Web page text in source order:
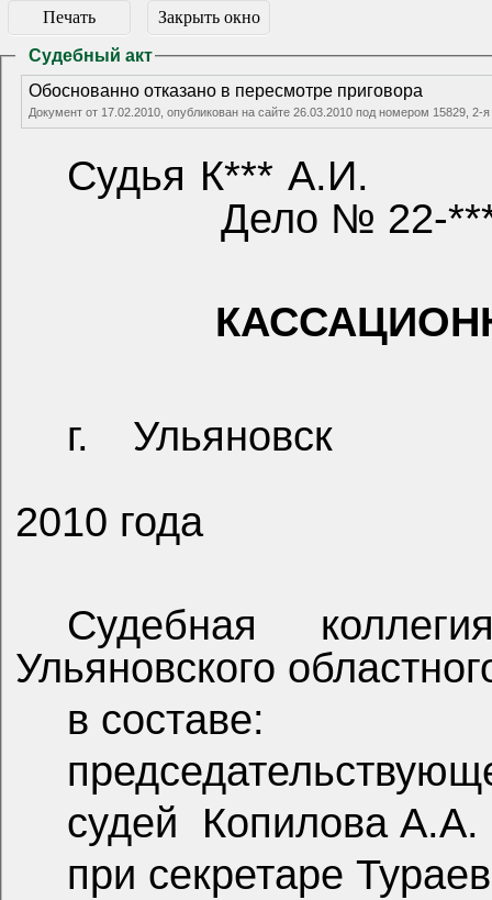
Печать Закрыть окно
Судебный акт
Обоснованно отказано в пересмотре приговора
Документ от 17.02.2010, опубликован на сайте 26.03.2010 под номером
Судья К*** А.И.
Дело № 22-
г. Ульяновск
2010 года
Судебная
Ульяновского
в составе:
судей
Копилова
при секретаре